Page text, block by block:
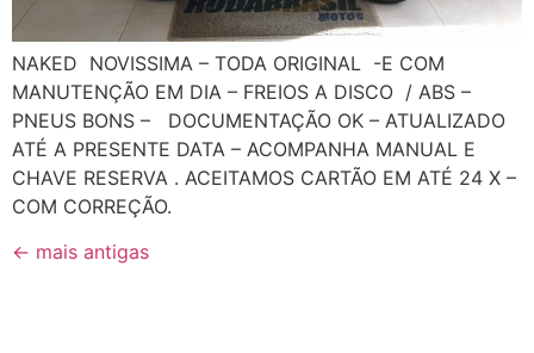
NAKED NOVISSIMA – TODA ORIGINAL -E COM
MANUTENÇÃO EM DIA – FREIOS A DISCO / ABS –
PNEUS BONS – DOCUMENTAÇÃO OK – ATUALIZADO
ATÉ A PRESENTE DATA – ACOMPANHA MANUAL E
CHAVE RESERVA . ACEITAMOS CARTÃO EM ATÉ 24 X –
COM CORREÇÃO.
← mais antigas